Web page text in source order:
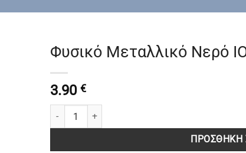
Φυσικό Μεταλλικό Νερό
3.90 €
Φυσικό Μεταλλικό Νερό ΙΟΛΗ Φιάλη PET 24x0.5lt
ΠΡΟΣΘΉΚΗ